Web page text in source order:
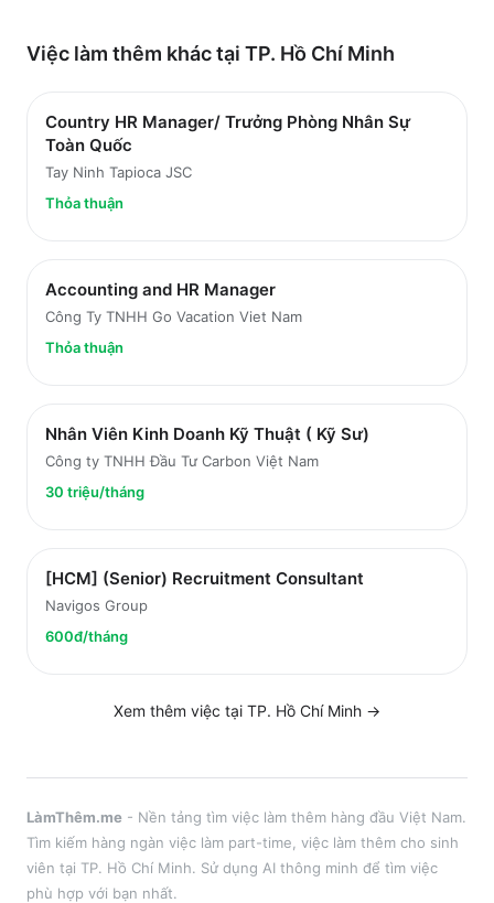
Việc làm thêm khác tại TP. Hồ Chí Minh
Country HR Manager/ Trưởng Phòng Nhân Sự
Toàn Quốc
Tay Ninh Tapioca JSC
Thỏa thuận
Accounting and HR Manager
Công Ty TNHH Go Vacation Viet Nam
Thỏa thuận
Nhân Viên Kinh Doanh Kỹ Thuật ( Kỹ Sư)
Công ty TNHH Đầu Tư Carbon Việt Nam
30 triệu/tháng
[HCM] (Senior) Recruitment Consultant
Navigos Group
600đ/tháng
Xem thêm việc tại TP. Hồ Chí Minh →
LàmThêm.me - Nền tảng tìm việc làm thêm hàng đầu Việt Nam.
Tìm kiếm hàng ngàn việc làm part-time, việc làm thêm cho sinh
viên tại TP. Hồ Chí Minh. Sử dụng AI thông minh để tìm việc
phù hợp với bạn nhất.